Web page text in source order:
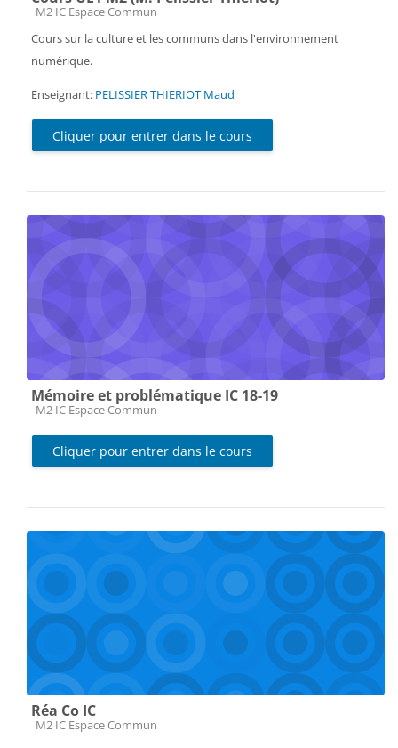
Catégorie de cours
M2 IC Espace Commun
Cours sur la culture et les communs dans l'environnement
numérique.
Enseignant: PELISSIER THIERIOT Maud
Cliquer pour entrer dans le cours
Mémoire et problématique IC 18-19
Catégorie de cours
M2 IC Espace Commun
Cliquer pour entrer dans le cours
Réa Co IC
Catégorie de cours
M2 IC Espace Commun